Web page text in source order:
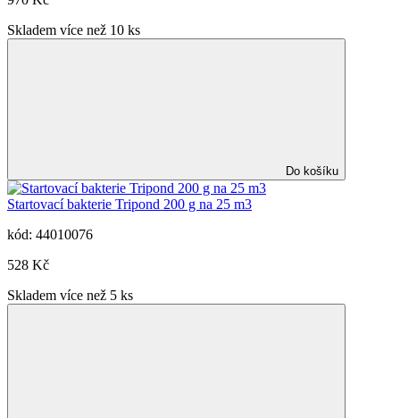
Skladem více než 10 ks
Do košíku
Startovací bakterie Tripond 200 g na 25 m3
kód: 44010076
528 Kč
Skladem více než 5 ks